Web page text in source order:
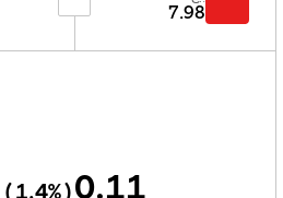
7.98
0.11
(
1.4%)